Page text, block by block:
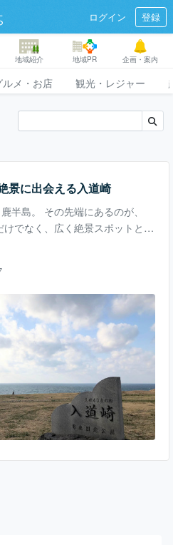
ログイン 登録
地域紹介 地域PR 企画・案内
ルメ・お店 観光・レジャー
景に出会える入道崎
半島。 その先端にあるのが、
けでなく、広く絶景スポットとし
断崖絶壁の海岸線への向かうエ
この芝生が青々とし、空や海も
るのがおすすめです。 入道崎に
灯台、日本に16基しかない「上れ
験ができますし、灯台から望む
で、ぜひ上ってみてください。
、食事処＆